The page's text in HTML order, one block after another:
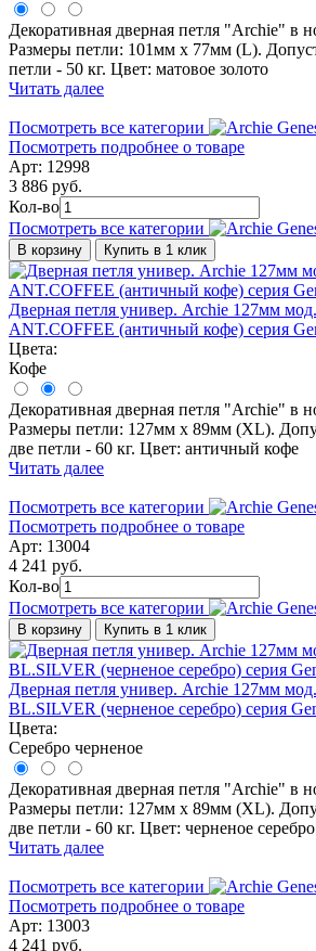
Декоративная дверная петля "Archie" в
Размеры петли: 101мм х 77мм (L).
петли - 50 кг. Цвет: матовое золото
Читать далее
Посмотреть все категории
Посмотреть подробнее о товаре
Арт: 12998
3 886 руб.
Кол-во
Посмотреть все категории
В корзину Купить в 1 клик
Дверная петля универ. Archie 127мм
ANT.COFFEE (античный кофе) серия
Цвета:
Кофе
Декоративная дверная петля "Archie" в
Размеры петли: 127мм х 89мм (ХL).
две петли - 60 кг. Цвет: античный кофе
Читать далее
Посмотреть все категории
Посмотреть подробнее о товаре
Арт: 13004
4 241 руб.
Кол-во
Посмотреть все категории
В корзину Купить в 1 клик
Дверная петля универ. Archie 127мм
BL.SILVER (черненое серебро) серия
Цвета:
Серебро черненое
Декоративная дверная петля "Archie" в
Размеры петли: 127мм х 89мм (ХL).
две петли - 60 кг. Цвет: черненое серебро
Читать далее
Посмотреть все категории
Посмотреть подробнее о товаре
Арт: 13003
4 241 руб.